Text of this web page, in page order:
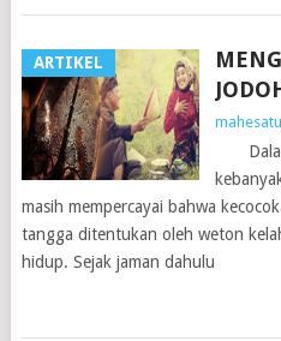
ARTIKEL
Dalam
masih mempercayai bahwa
tangga ditentukan oleh weton
hidup. Sejak jaman dahulu